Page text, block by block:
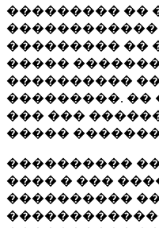
��������� ��
��������� ��
�����
����������
���������. ��
��� ���
�����
����������
���� � ���
����������